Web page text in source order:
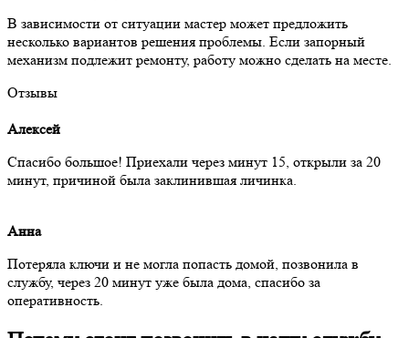
В зависимости от ситуации мастер может предложить
несколько вариантов решения проблемы. Если запорный
механизм подлежит ремонту, работу можно сделать на месте.
Отзывы
Алексей
Спасибо большое! Приехали через минут 15, открыли за 20
минут, причиной была заклинившая личинка.
Анна
Потеряла ключи и не могла попасть домой, позвонила в
службу, через 20 минут уже была дома, спасибо за
оперативность.